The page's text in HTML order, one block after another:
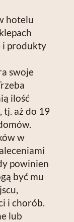
hotelu
i produkty
swoje
ilość
tj. aż do 19
w
powinien
być mu
i chorób.
lub